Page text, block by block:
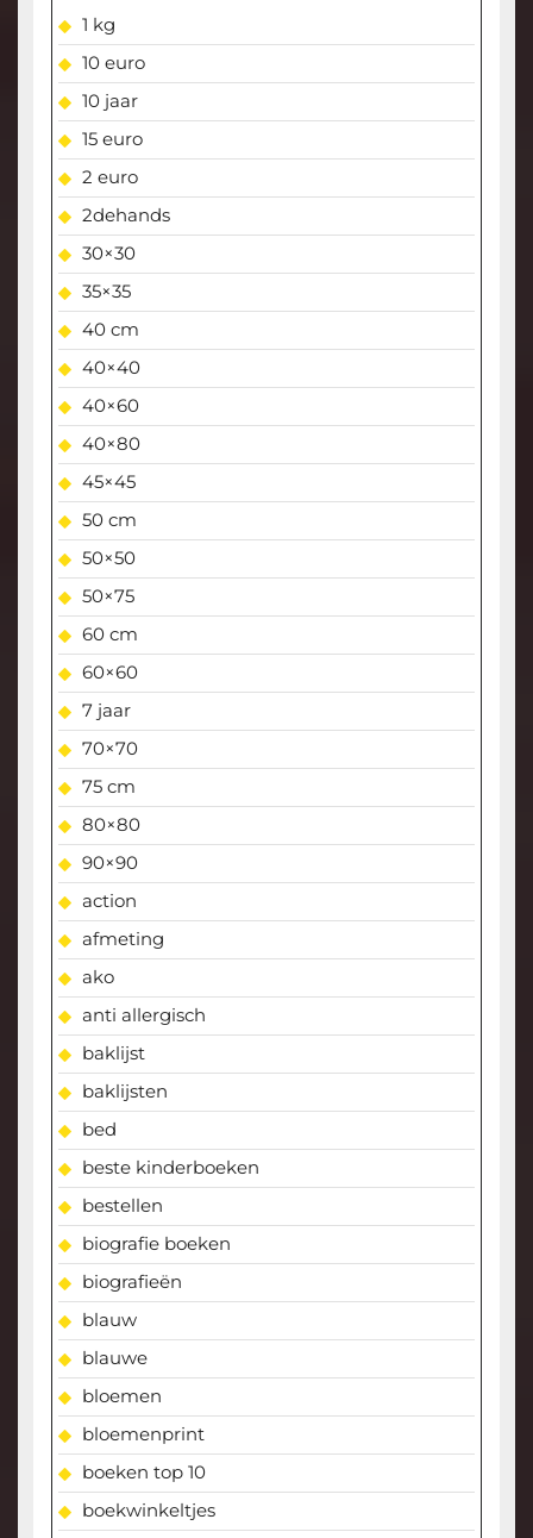
1 kg
10 euro
10 jaar
15 euro
2 euro
2dehands
30×30
35×35
40 cm
40×40
40×60
40×80
45×45
50 cm
50×50
50×75
60 cm
60×60
7 jaar
70×70
75 cm
80×80
90×90
action
afmeting
ako
anti allergisch
baklijst
baklijsten
bed
beste kinderboeken
bestellen
biografie boeken
biografieën
blauw
blauwe
bloemen
bloemenprint
boeken top 10
boekwinkeltjes